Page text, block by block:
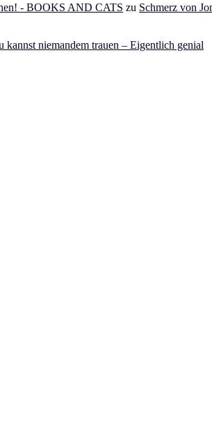
- BOOKS AND CATS zu Schmerz von
kannst niemandem trauen – Eigentlich genial